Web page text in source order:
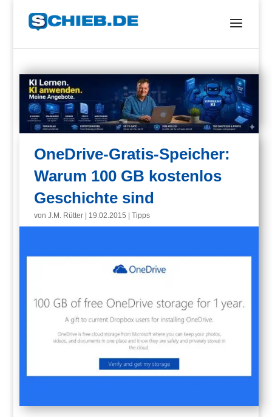
OneDrive-Gratis-Speicher:
Warum 100 GB kostenlos
Geschichte sind
vonJ.M. Rütter 19.02.2015 |Tipps